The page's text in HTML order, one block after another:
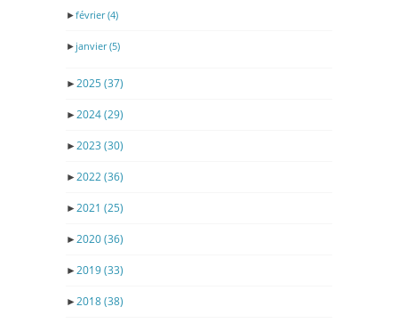
►février(4)
► janvier(5)
►2025(37)
►2024(29)
►2023 (30)
►2022(36)
►2021 (25)
►2020(36)
►2019(33)
►2018(38)